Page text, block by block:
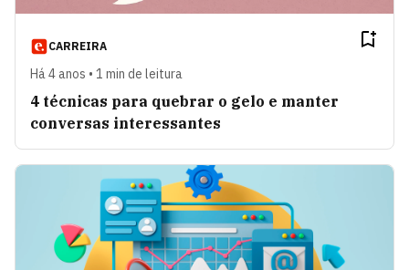
CARREIRA
Há 4 anos • 1 min de leitura
4 técnicas para quebrar o gelo e manter
conversas interessantes